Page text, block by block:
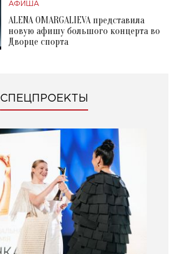
АФИША
ALENA OMARGALIEVA представила
новую афишу большого концерта во
Дворце спорта
СПЕЦПРОЕКТЫ